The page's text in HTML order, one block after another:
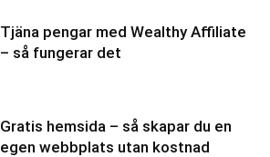
Tjäna pengar med Wealthy Affiliate
– så fungerar det
Gratis hemsida – så skapar du en
egen webbplats utan kostnad